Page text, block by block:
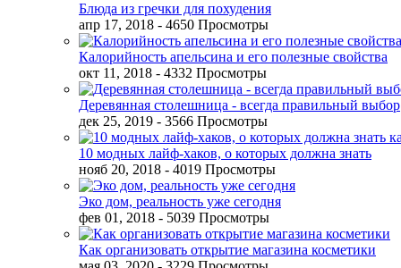
Блюда из гречки для похудения
апр 17, 2018 - 4650 Просмотры
Калорийность апельсина и его полезные свойства
окт 11, 2018 - 4332 Просмотры
Деревянная столешница - всегда правильный выбор
дек 25, 2019 - 3566 Просмотры
10 модных лайф-хаков, о которых должна знать
нояб 20, 2018 - 4019 Просмотры
Эко дом, реальность уже сегодня
фев 01, 2018 - 5039 Просмотры
Как организовать открытие магазина косметики